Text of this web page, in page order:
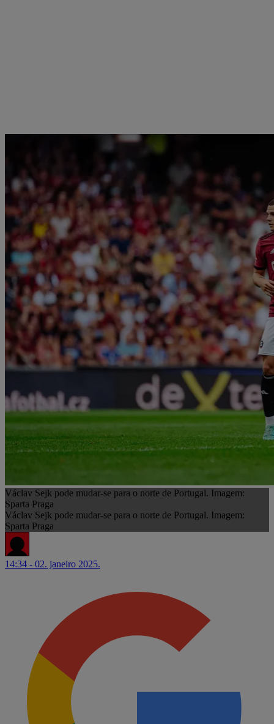
Václav Sejk pode mudar-se para o norte de Portugal. Imagem:
Sparta Praga
Václav Sejk pode mudar-se para o norte de Portugal. Imagem:
Sparta Praga
14:34 - 02. janeiro 2025.